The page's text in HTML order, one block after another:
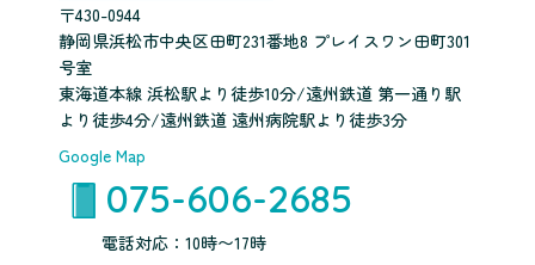
〒430-0944
静岡県浜松市中央区田町231番地8 プレイスワン田町301
号室
東海道本線 浜松駅より徒歩10分/遠州鉄道 第一通り駅
より徒歩4分/遠州鉄道 遠州病院駅より徒歩3分
Google Map
075-606-2685
電話対応：10時〜17時